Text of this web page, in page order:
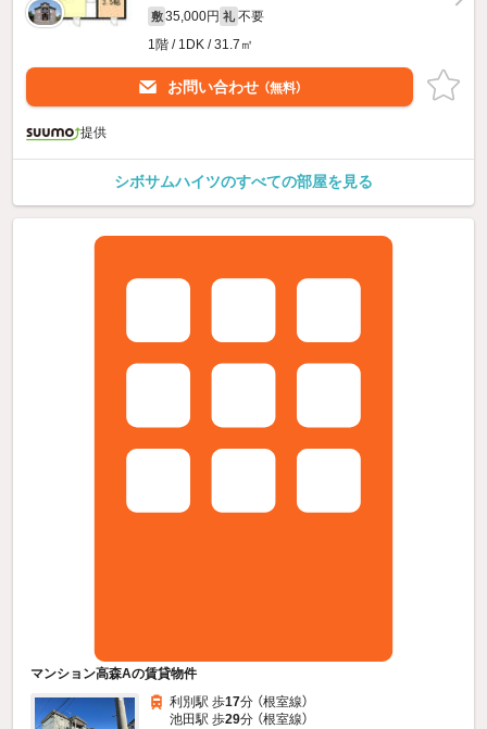
敷 35,000円 礼 不要
1階 / 1DK / 31.7㎡
お問い合わせ （無料）
提供
シボサムハイツのすべての部屋を見る
マンション高森Aの賃貸物件
利別駅 歩17分 （根室線）
池田駅 歩29分 （根室線）